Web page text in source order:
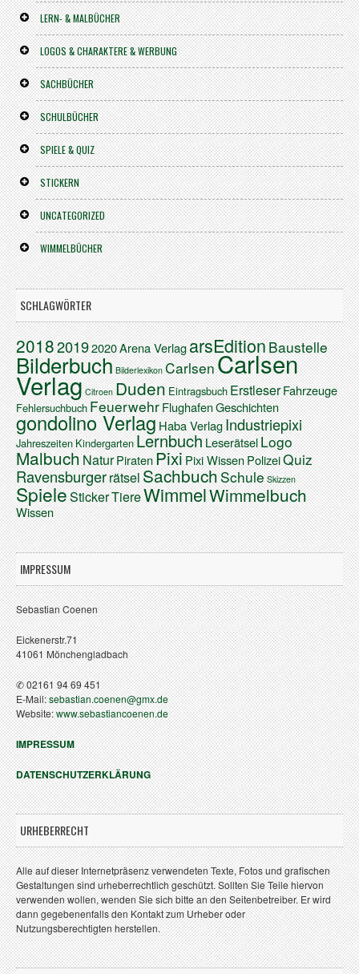
LERN- & MALBÜCHER
LOGOS & CHARAKTERE & WERBUNG
SACHBÜCHER
SCHULBÜCHER
SPIELE & QUIZ
STICKERN
UNCATEGORIZED
WIMMELBÜCHER
SCHLAGWÖRTER
201820192020Arena VerlagarsEditionBaustelle
Bilderbuch Bilderlexikon CarlsenCarlsen
Verlag Citroen DudenEintragsbuchErstleserFahrzeuge
FehlersuchbuchFeuerwehrFlughafenGeschichten
gondolino VerlagHaba VerlagIndustriepixi
JahreszeitenKindergartenLernbuchLeserätselLogo
MalbuchNaturPiratenPixiPixi WissenPolizeiQuiz
RavensburgerrätselSachbuchSchule Skizzen
SpieleStickerTiereWimmelWimmelbuch
Wissen
IMPRESSUM
Sebastian Coenen
Eickenerstr.71
41061 Mönchengladbach
✆ 02161 94 69 451
E-Mail:sebastian.coenen@gmx.de
Website:www.sebastiancoenen.de
IMPRESSUM
DATENSCHUTZERKLÄRUNG
URHEBERRECHT
Alle auf dieser Internetpräsenz verwendeten Texte, Fotos und grafischen
Gestaltungen sind urheberrechtlich geschützt. Sollten Sie Teile hiervon
verwenden wollen, wenden Sie sich bitte an den Seitenbetreiber. Er wird
dann gegebenenfalls den Kontakt zum Urheber oder
Nutzungsberechtigten herstellen.